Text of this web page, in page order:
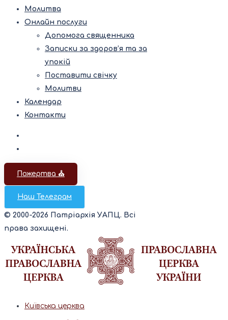
Молитва
Онлайн послуги
Допомога священника
Записки за здоров’я та за
упокій
Поставити свічку
Молитви
Календар
Контакти
Пожертва ⛪️
Наш Телеграм
© 2000-2026 Патріархія УАПЦ. Всі
права захищені.
Київська церква